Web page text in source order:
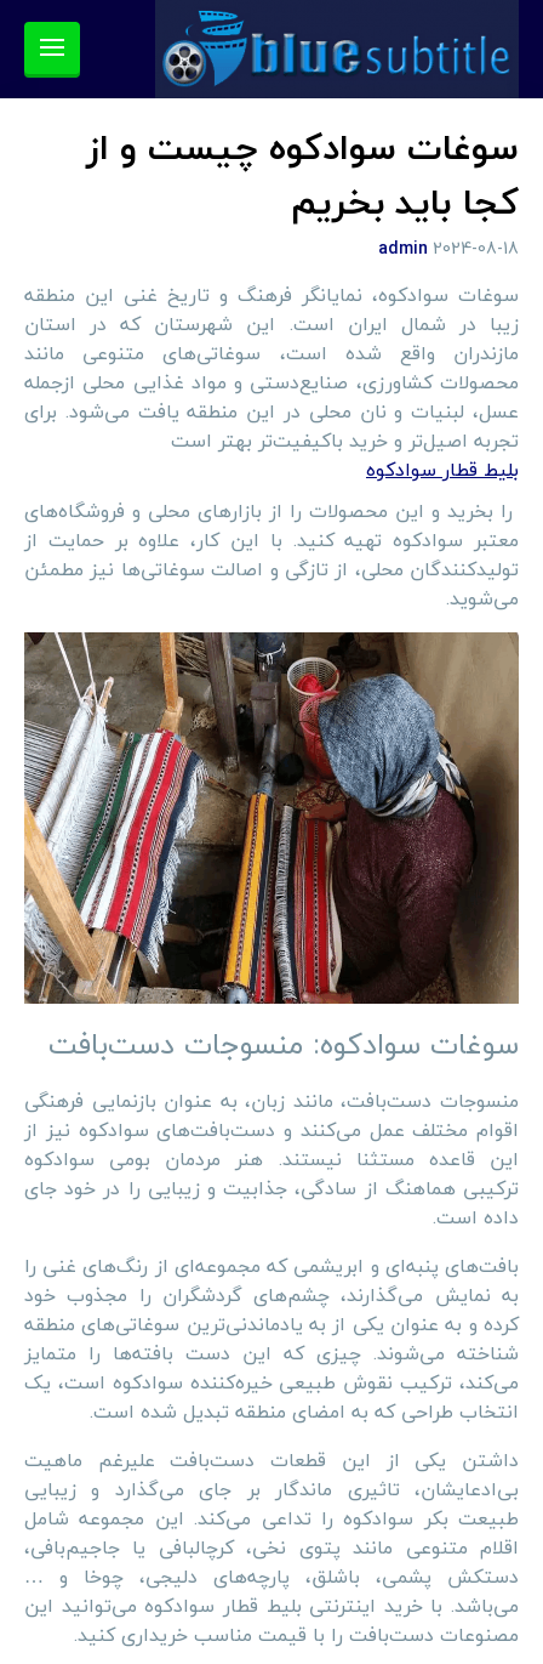
سوغات سوادکوه چیست و از
کجا باید بخریم
admin 2024-08-18
سوغات سوادکوه، نمایانگر فرهنگ و تاریخ غنی این منطقه
زیبا در شمال ایران است. این شهرستان که در استان
مازندران واقع شده است، سوغاتی‌های متنوعی مانند
محصولات کشاورزی، صنایع‌دستی و مواد غذایی محلی ازجمله
عسل، لبنیات و نان محلی در این منطقه یافت می‌شود. برای
تجربه اصیل‌تر و خرید باکیفیت‌تر بهتر است
بلیط قطار سوادکوه
را بخرید و این محصولات را از بازارهای محلی و فروشگاه‌های
معتبر سوادکوه تهیه کنید. با این کار، علاوه بر حمایت از
تولیدکنندگان محلی، از تازگی و اصالت سوغاتی‌ها نیز مطمئن
می‌شوید.
سوغات سوادکوه: منسوجات دست‌بافت
منسوجات دست‌بافت، مانند زبان، به عنوان بازنمایی فرهنگی
اقوام مختلف عمل می‌کنند و دست‌بافت‌های سوادکوه نیز از
این قاعده مستثنا نیستند. هنر مردمان بومی سوادکوه
ترکیبی هماهنگ از سادگی، جذابیت و زیبایی را در خود جای
داده است.
بافت‌های پنبه‌ای و ابریشمی که مجموعه‌ای از رنگ‌های غنی را
به نمایش می‌گذارند، چشم‌های گردشگران را مجذوب خود
کرده و به عنوان یکی از به یادماندنی‌ترین سوغاتی‌های منطقه
شناخته می‌شوند. چیزی که این دست بافته‌ها را متمایز
می‌کند، ترکیب نقوش طبیعی خیره‌کننده سوادکوه است، یک
انتخاب طراحی که به امضای منطقه تبدیل شده است.
داشتن یکی از این قطعات دست‌بافت علیرغم ماهیت
بی‌ادعایشان، تاثیری ماندگار بر جای می‌گذارد و زیبایی
طبیعت بکر سوادکوه را تداعی می‌کند. این مجموعه شامل
اقلام متنوعی مانند پتوی نخی، کرچالبافی یا جاجیم‌بافی،
دستکش پشمی، باشلق، پارچه‌های دلیجی، چوخا و …
می‌باشد. با خرید اینترنتی بلیط قطار سوادکوه می‌توانید این
مصنوعات دست‌بافت را با قیمت مناسب خریداری کنید.